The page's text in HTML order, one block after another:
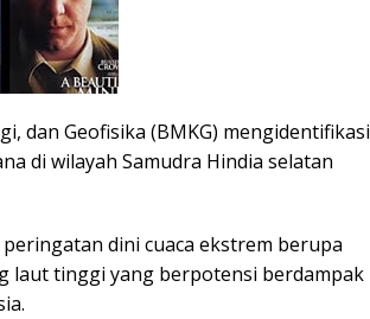
dan Geofisika (BMKG) mengidentifikasi
di wilayah Samudra Hindia selatan
dini cuaca ekstrem berupa
laut tinggi yang berpotensi berdampak